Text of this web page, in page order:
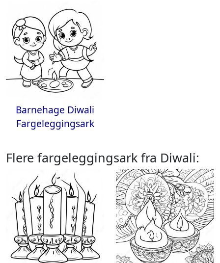
Barnehage Diwali
Fargeleggingsark
Flere fargeleggingsark fra Diwali: